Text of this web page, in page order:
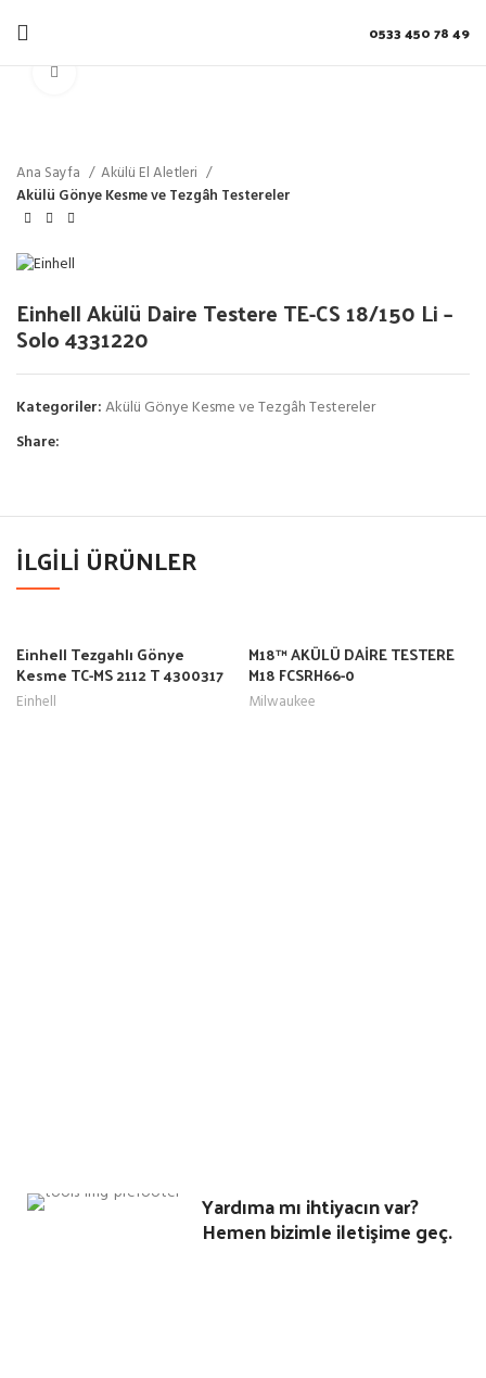
0533 450 78 49
Ana Sayfa
Akülü El Aletleri
Akülü Gönye Kesme ve Tezgâh Testereler
Einhell Akülü Daire Testere TE-CS 18/150 Li –
Solo 4331220
Kategoriler:Akülü Gönye Kesme ve Tezgâh Testereler
Share:
İLGILI ÜRÜNLER
Einhell Tezgahlı Gönye
Kesme TC-MS 2112 T 4300317
Einhell
M18™ AKÜLÜ DAİRE TESTERE
M18 FCSRH66-0
Milwaukee
Yardıma mı ihtiyacın var?
Hemen bizimle iletişime geç.